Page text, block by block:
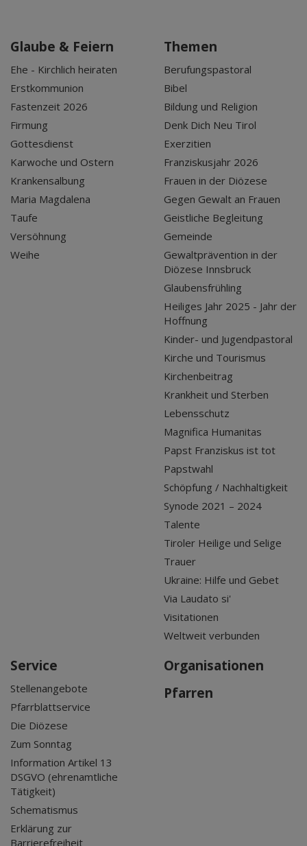
Glaube & Feiern
Ehe - Kirchlich heiraten
Erstkommunion
Fastenzeit 2026
Firmung
Gottesdienst
Karwoche und Ostern
Krankensalbung
Maria Magdalena
Taufe
Versöhnung
Weihe
Themen
Berufungspastoral
Bibel
Bildung und Religion
Denk Dich Neu Tirol
Exerzitien
Franziskusjahr 2026
Frauen in der Diözese
Gegen Gewalt an Frauen
Geistliche Begleitung
Gemeinde
Gewaltprävention in der
Diözese Innsbruck
Glaubensfrühling
Heiliges Jahr 2025 - Jahr der
Hoffnung
Kinder- und Jugendpastoral
Kirche und Tourismus
Kirchenbeitrag
Krankheit und Sterben
Lebensschutz
Magnifica Humanitas
Papst Franziskus ist tot
Papstwahl
Schöpfung / Nachhaltigkeit
Synode 2021 – 2024
Talente
Tiroler Heilige und Selige
Trauer
Ukraine: Hilfe und Gebet
Via Laudato si'
Visitationen
Weltweit verbunden
Service
Stellenangebote
Pfarrblattservice
Die Diözese
Zum Sonntag
Information Artikel 13
DSGVO (ehrenamtliche
Tätigkeit)
Schematismus
Erklärung zur
Barrierefreiheit
Organisationen
Pfarren